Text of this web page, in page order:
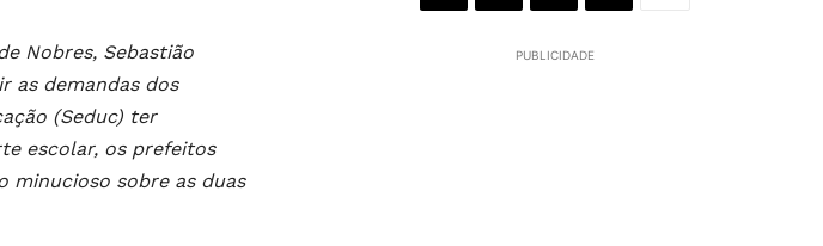
Nobres, Sebastião
as demandas dos
(Seduc) ter
escolar, os prefeitos
minucioso sobre as duas
PUBLICIDADE